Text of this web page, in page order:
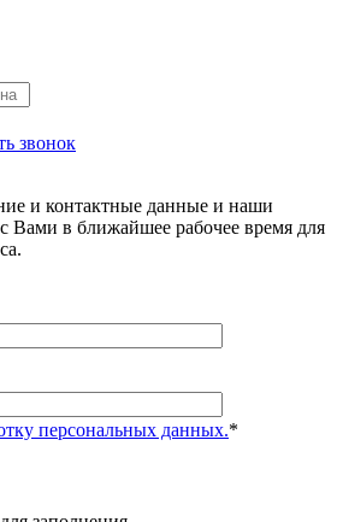
звонок
и контактные данные и наши
Вами в ближайшее рабочее время для
персональных данных.*